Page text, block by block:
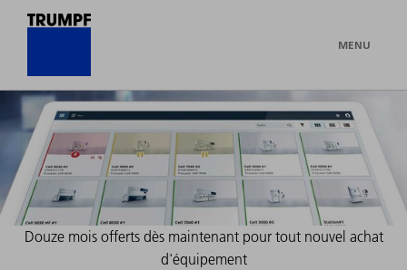
MENU
Douze mois offerts dès maintenant pour tout nouvel achat
d'équipement